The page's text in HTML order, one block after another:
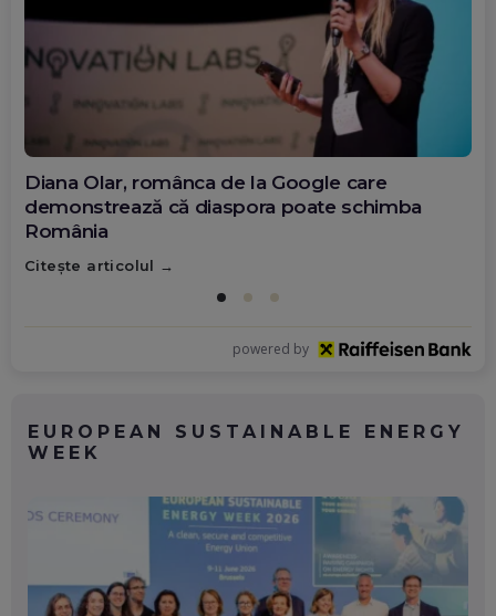
Diana Olar, românca de la Google care
demonstrează că diaspora poate schimba
România
Citește articolul
powered by
EUROPEAN SUSTAINABLE ENERGY
WEEK